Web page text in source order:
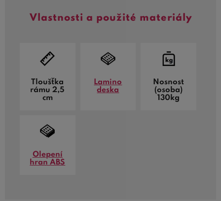
Vlastnosti a použité materiály
Tloušťka
rámu 2,5
cm
Lamino
deska
Nosnost
(osoba)
130kg
Olepení
hran ABS